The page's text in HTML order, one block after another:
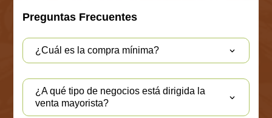
Preguntas Frecuentes
¿Cuál es la compra mínima?
¿A qué tipo de negocios está dirigida la
venta mayorista?